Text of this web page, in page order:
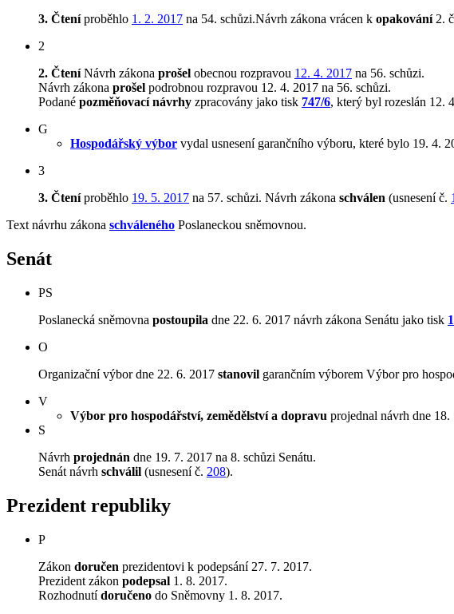
3. Čteníproběhlo 1. 2. 2017 na 54. schůzi.Návrh zákona vrácen k opakování2.
2
2. ČteníNávrh zákona prošel obecnou rozpravou 12. 4. 2017 na 56. schůzi.
Návrh zákona prošel podrobnou rozpravou 12. 4. 2017 na 56. schůzi.
Podané pozměňovací návrhy zpracovány jako tisk 747/6, který byl rozeslán 12.
G
Hospodářský výbor vydal usnesení garančního výboru, které bylo 19. 4.
3
3. Čteníproběhlo 19. 5. 2017 na 57. schůzi. Návrh zákona schválen (usnesení č.
Text návrhu zákona schváleného Poslaneckou sněmovnou.
Senát
PS
Poslanecká sněmovna postoupila dne 22. 6. 2017 návrh zákona Senátu jako tisk
O
Organizační výbor dne 22. 6. 2017 stanovil garančním výborem Výbor pro
V
Výbor pro hospodářství, zemědělství a dopravu projednal návrh dne
S
Návrh projednán dne 19. 7. 2017 na 8. schůzi Senátu.
Senát návrh schválil (usnesení č. 208).
Prezident republiky
P
Zákon doručen prezidentovi k podepsání 27. 7. 2017.
Prezident zákon podepsal 1. 8. 2017.
Rozhodnutídoručeno do Sněmovny 1. 8. 2017.